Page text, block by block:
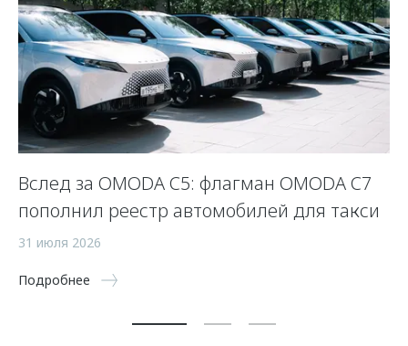
Вслед за OMODA C5: флагман OMODA C7
пополнил реестр автомобилей для такси
31 июля 2026
Подробнее